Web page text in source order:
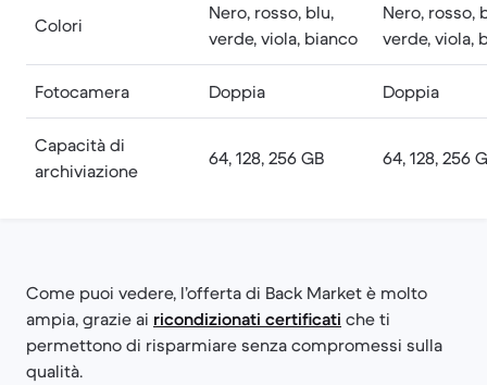
Colori
Nero, rosso, blu,
verde, viola, bianco
Nero, rosso,
verde, viola,
Fotocamera Doppia Doppia
Capacità di
archiviazione
64, 128, 256 GB 64, 128, 256
Come puoi vedere, l’offerta di Back Market è molto
ampia, grazie ai ricondizionati certificati che ti
permettono di risparmiare senza compromessi sulla
qualità.